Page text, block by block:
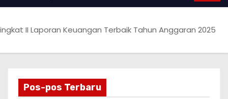
II Laporan Keuangan Terbaik Tahun Anggaran 2025
Pos-pos Terbaru